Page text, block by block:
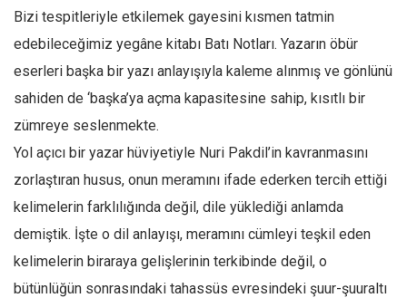
Bizi tespitleriyle etkilemek gayesini kısmen tatmin
edebileceğimiz yegâne kitabı Batı Notları. Yazarın öbür
eserleri başka bir yazı anlayışıyla kaleme alınmış ve gönlünü
sahiden de ‘başka’ya açma kapasitesine sahip, kısıtlı bir
zümreye seslenmekte.
Yol açıcı bir yazar hüviyetiyle Nuri Pakdil’in kavranmasını
zorlaştıran husus, onun meramını ifade ederken tercih ettiği
kelimelerin farklılığında değil, dile yüklediği anlamda
demiştik. İşte o dil anlayışı, meramını cümleyi teşkil eden
kelimelerin biraraya gelişlerinin terkibinde değil, o
bütünlüğün sonrasındaki tahassüs evresindeki şuur-şuuraltı